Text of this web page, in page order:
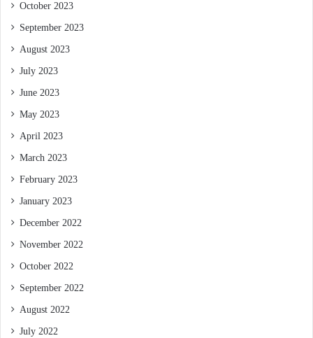
October 2023
September 2023
August 2023
July 2023
June 2023
May 2023
April 2023
March 2023
February 2023
January 2023
December 2022
November 2022
October 2022
September 2022
August 2022
July 2022